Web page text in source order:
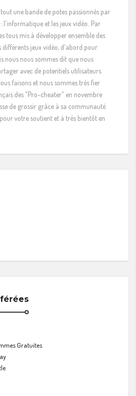
une bande de potes passionnés par
l'informatique et les jeux vidéo. Par
tous mis à développer ensemble des
jeux vidéo, d'abord pour
nous nous sommes dit que nous
avec de potentiels utilisateurs.
faisons et nous sommes très fier
des "Pro-cheater" en novembre
de grossir grâce à sa communauté
votre soutient et à très bientôt en
Gratuites